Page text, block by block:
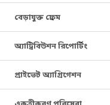
বেড়াযুক্ত ফ্রেম
অ্যাট্রিবিউশন রিপোর্টিং
প্রাইভেট অ্যাগ্রিগেশন